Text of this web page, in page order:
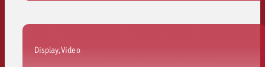
Display,Video